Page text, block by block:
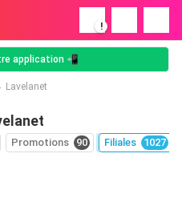
!
application 📲
Lavelanet
Promotions 90 Filiales 1027